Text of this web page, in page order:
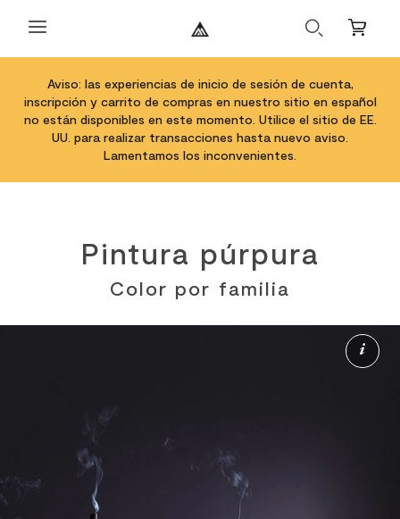
Buscar Carrito
Aviso: las experiencias de inicio de sesión de cuenta,
inscripción y carrito de compras en nuestro sitio en español
no están disponibles en este momento. Utilice el sitio de EE.
UU. para realizar transacciones hasta nuevo aviso.
Lamentamos los inconvenientes.
Pintura púrpura
Color por familia